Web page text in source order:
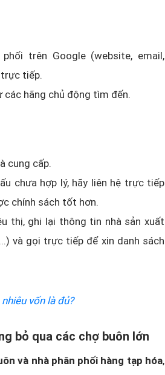
trên Google (website, email,
tiếp.
các hãng chủ động tìm đến.
cung cấp.
chưa hợp lý, hãy liên hệ trực tiếp
chính sách tốt hơn.
thị, ghi lại thông tin nhà sản xuất
và gọi trực tiếp để xin danh sách
vốn là đủ?
bỏ qua các chợ buôn lớn
và nhà phân phối hàng tạp hóa,